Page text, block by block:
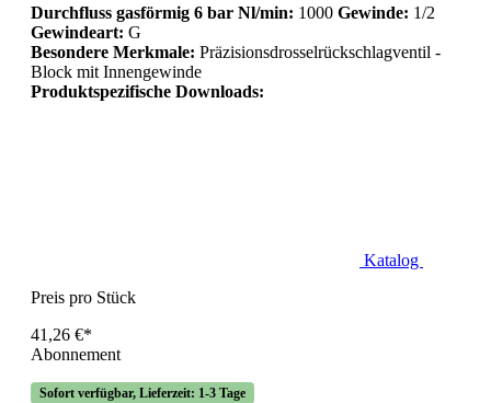
Durchfluss gasförmig 6 bar Nl/min: 1000 Gewinde: 1/2
Gewindeart: G
Besondere Merkmale: Präzisionsdrosselrückschlagventil -
Block mit Innengewinde
Produktspezifische Downloads:
Katalog
Preis pro Stück
41,26 €*
Abonnement
Sofort verfügbar, Lieferzeit: 1-3 Tage